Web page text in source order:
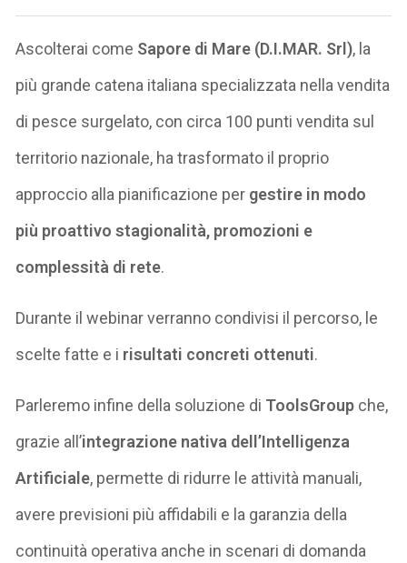
Ascolterai come Sapore di Mare (D.I.MAR. Srl), la
più grande catena italiana specializzata nella vendita
di pesce surgelato, con circa 100 punti vendita sul
territorio nazionale, ha trasformato il proprio
approccio alla pianificazione per gestire in modo
più proattivo stagionalità, promozioni e
complessità di rete.
Durante il webinar verranno condivisi il percorso, le
scelte fatte e i risultati concreti ottenuti.
Parleremo infine della soluzione di ToolsGroup che,
grazie all’integrazione nativa dell’Intelligenza
Artificiale, permette di ridurre le attività manuali,
avere previsioni più affidabili e la garanzia della
continuità operativa anche in scenari di domanda